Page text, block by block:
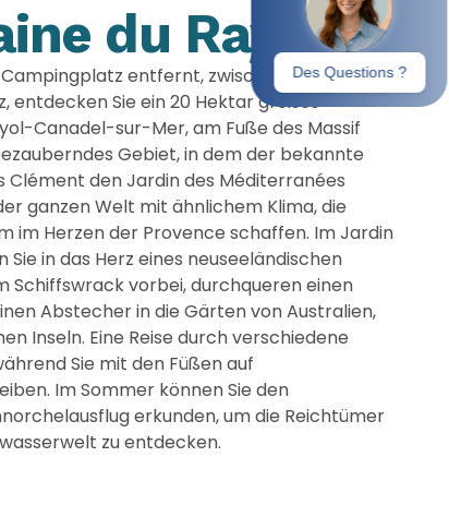
du Rayol.
entfernt, zwischen Le
entdecken Sie ein 20 Hektar großes
Canadel-sur-Mer, am Fuße des Massif
Gebiet, in dem der bekannte
den Jardin des Méditerranées
ganzen Welt mit ähnlichem Klima, die
im Herzen der Provence schaffen. Im Jardin
in das Herz eines neuseeländischen
Schiffswrack vorbei, durchqueren einen
Abstecher in die Gärten von Australien,
Inseln. Eine Reise durch verschiedene
Sie mit den Füßen auf
Im Sommer können Sie den
erkunden, um die Reichtümer
zu entdecken.